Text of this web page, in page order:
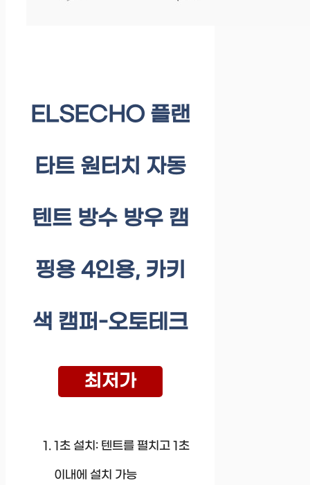
ELSECHO 플랜
타트 원터치 자동
텐트 방수 방우 캠
핑용 4인용, 카키
색 캠퍼-오토테크
최저가
1초 설치: 텐트를 펼치고 1초
이내에 설치 가능